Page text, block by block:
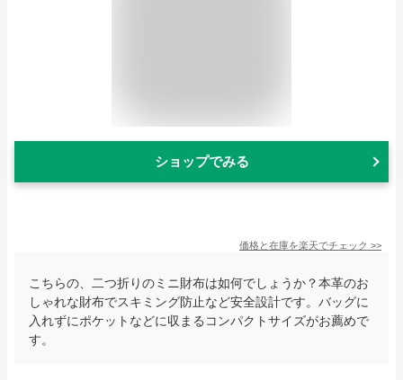
ショップでみる
価格と在庫を楽天でチェック >>
こちらの、二つ折りのミニ財布は如何でしょうか？本革のお
しゃれな財布でスキミング防止など安全設計です。バッグに
入れずにポケットなどに収まるコンパクトサイズがお薦めで
す。